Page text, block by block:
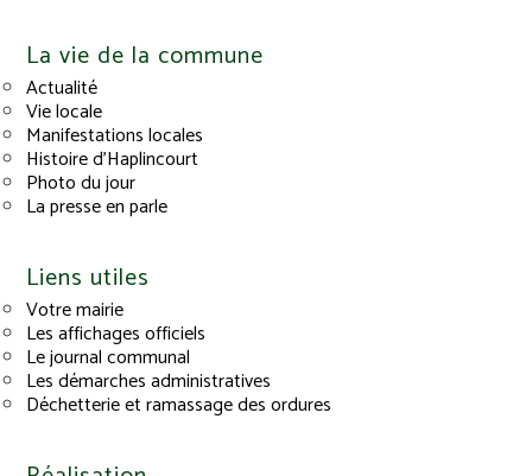
La vie de la commune
Actualité
Vie locale
Manifestations locales
Histoire d’Haplincourt
Photo du jour
La presse en parle
Liens utiles
Votre mairie
Les affichages officiels
Le journal communal
Les démarches administratives
Déchetterie et ramassage des ordures